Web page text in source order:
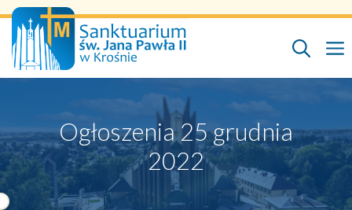
Przejdź
do
treści
Ogłoszenia 25 grudnia
2022